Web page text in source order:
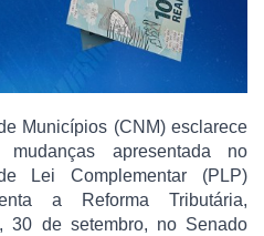
Municípios (CNM) esclarece
apresentada no
Lei Complementar (PLP)
a Reforma Tributária,
30 de setembro, no Senado